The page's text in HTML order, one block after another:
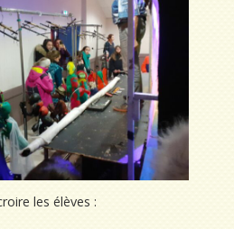
les élèves :